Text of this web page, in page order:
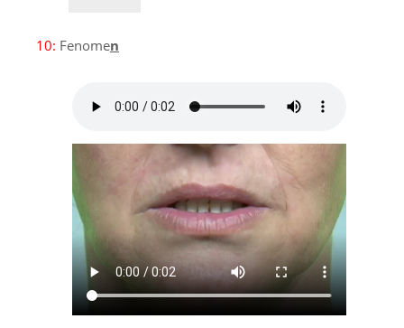
10: Fenomen